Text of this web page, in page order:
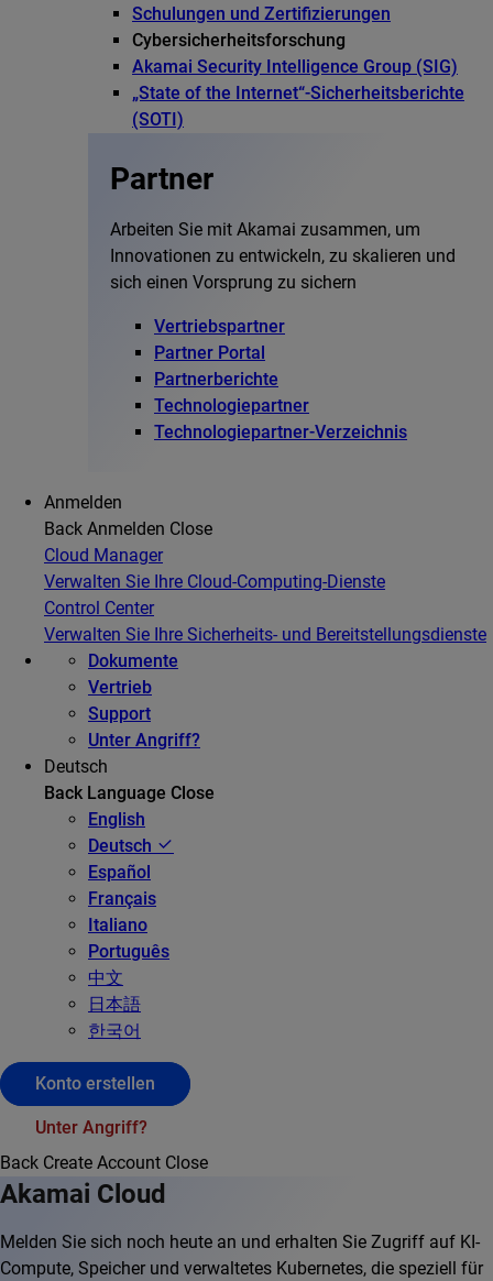
Schulungen und Zertifizierungen
Cybersicherheitsforschung
Akamai Security Intelligence Group (SIG)
„State of the Internet“-Sicherheitsberichte
(SOTI)
Partner
Arbeiten Sie mit Akamai zusammen, um
Innovationen zu entwickeln, zu skalieren und
sich einen Vorsprung zu sichern
Vertriebspartner
Partner Portal
Partnerberichte
Technologiepartner
Technologiepartner-Verzeichnis
Anmelden
Back Anmelden Close
Cloud Manager
Verwalten Sie Ihre Cloud-Computing-Dienste
Control Center
Verwalten Sie Ihre Sicherheits- und Bereitstellungsdienste
Dokumente
Vertrieb
Support
Unter Angriff?
Deutsch
Back Language Close
English
Deutsch
Español
Français
Italiano
Português
中文
日本語
한국어
Konto erstellen
Unter Angriff?
Back Create Account Close
Akamai Cloud
Melden Sie sich noch heute an und erhalten Sie Zugriff auf KI-
Compute, Speicher und verwaltetes Kubernetes, die speziell für